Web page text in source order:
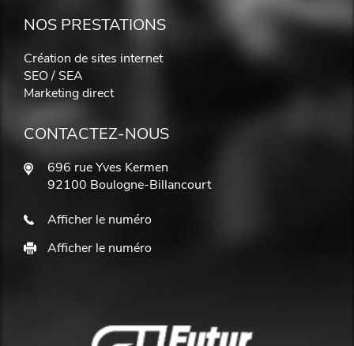
NOS PRESTATIONS
Création de sites internet
SEO / SEA
Marketing direct
CONTACTEZ-NOUS
696 rue Yves Kermen
92100 Boulogne-Billancourt
Afficher le numéro
Afficher le numéro